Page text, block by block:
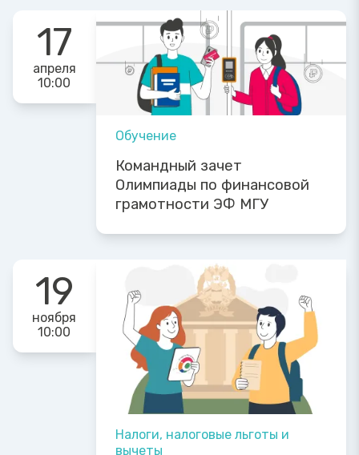
17
апреля
10:00
Обучение
Командный зачет
Олимпиады по финансовой
грамотности ЭФ МГУ
19
ноября
10:00
Налоги, налоговые льготы и
вычеты